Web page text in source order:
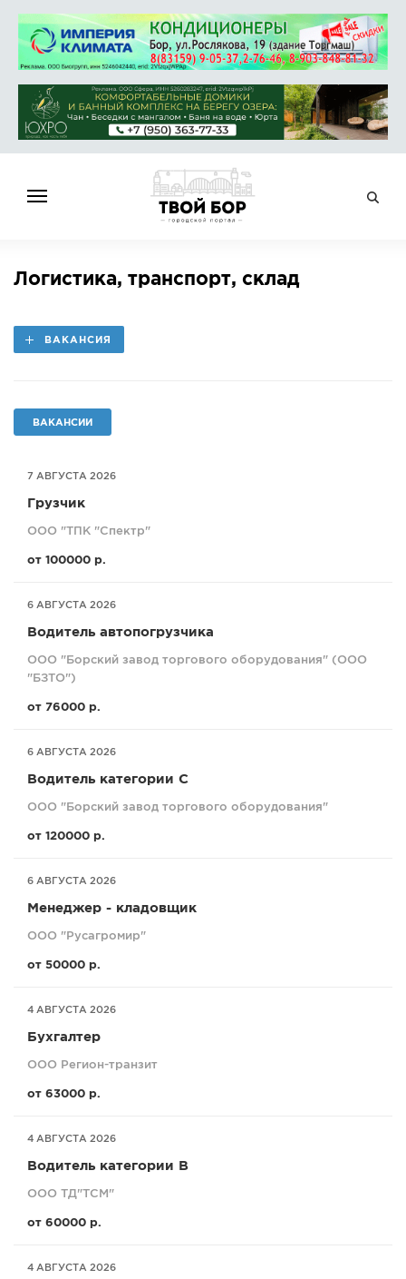
НОВОСТИ
ОБЪЯВЛЕНИЯ
СПРАВКА
ФОТО
Логистика, транспорт, склад
ВАКАНСИЯ
ВАКАНСИИ
7 АВГУСТА 2026
Грузчик
ООО "ТПК "Спектр"
от 100000 р.
6 АВГУСТА 2026
Водитель автопогрузчика
ООО "Борский завод торгового оборудования" (ООО
"БЗТО")
от 76000 р.
6 АВГУСТА 2026
Водитель категории С
ООО "Борский завод торгового оборудования"
от 120000 р.
6 АВГУСТА 2026
Менеджер - кладовщик
ООО "Русагромир"
от 50000 р.
4 АВГУСТА 2026
Бухгалтер
ООО Регион-транзит
от 63000 р.
4 АВГУСТА 2026
Водитель категории В
ООО ТД"ТСМ"
от 60000 р.
4 АВГУСТА 2026